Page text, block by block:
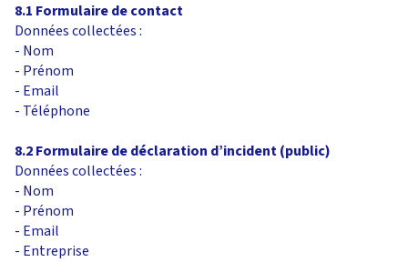
8.1 Formulaire de contact
Données collectées :
- Nom
- Prénom
- Email
- Téléphone
8.2 Formulaire de déclaration d’incident (public)
Données collectées :
- Nom
- Prénom
- Email
- Entreprise